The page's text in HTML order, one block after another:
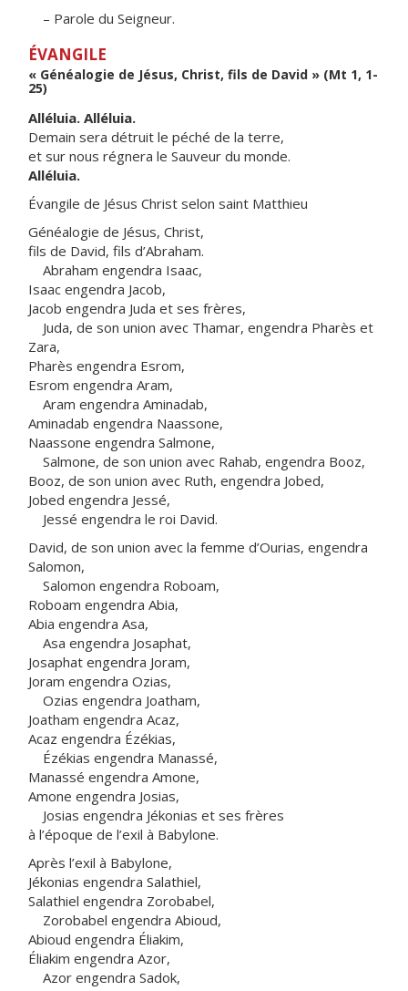
– Parole du Seigneur.
ÉVANGILE
« Généalogie de Jésus, Christ, fils de David » (Mt 1, 1-
25)
Alléluia. Alléluia.
Demain sera détruit le péché de la terre,
et sur nous régnera le Sauveur du monde.
Alléluia.
Évangile de Jésus Christ selon saint Matthieu
Généalogie de Jésus, Christ,
fils de David, fils d’Abraham.
Abraham engendra Isaac,
Isaac engendra Jacob,
Jacob engendra Juda et ses frères,
Juda, de son union avec Thamar, engendra Pharès et
Zara,
Pharès engendra Esrom,
Esrom engendra Aram,
Aram engendra Aminadab,
Aminadab engendra Naassone,
Naassone engendra Salmone,
Salmone, de son union avec Rahab, engendra Booz,
Booz, de son union avec Ruth, engendra Jobed,
Jobed engendra Jessé,
Jessé engendra le roi David.
David, de son union avec la femme d’Ourias, engendra
Salomon,
Salomon engendra Roboam,
Roboam engendra Abia,
Abia engendra Asa,
Asa engendra Josaphat,
Josaphat engendra Joram,
Joram engendra Ozias,
Ozias engendra Joatham,
Joatham engendra Acaz,
Acaz engendra Ézékias,
Ézékias engendra Manassé,
Manassé engendra Amone,
Amone engendra Josias,
Josias engendra Jékonias et ses frères
à l’époque de l’exil à Babylone.
Après l’exil à Babylone,
Jékonias engendra Salathiel,
Salathiel engendra Zorobabel,
Zorobabel engendra Abioud,
Abioud engendra Éliakim,
Éliakim engendra Azor,
Azor engendra Sadok,